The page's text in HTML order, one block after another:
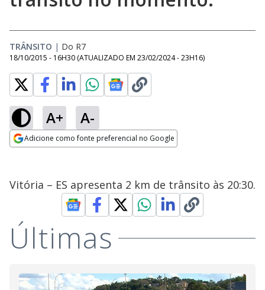
TRÂNSITO | Do R7
18/10/2015 - 16H30 (ATUALIZADO EM 23/02/2024 - 23H16)
A+ A-
Adicione como fonte preferencial no Google
Vitória – ES apresenta 2 km de trânsito às 20:30.
Últimas